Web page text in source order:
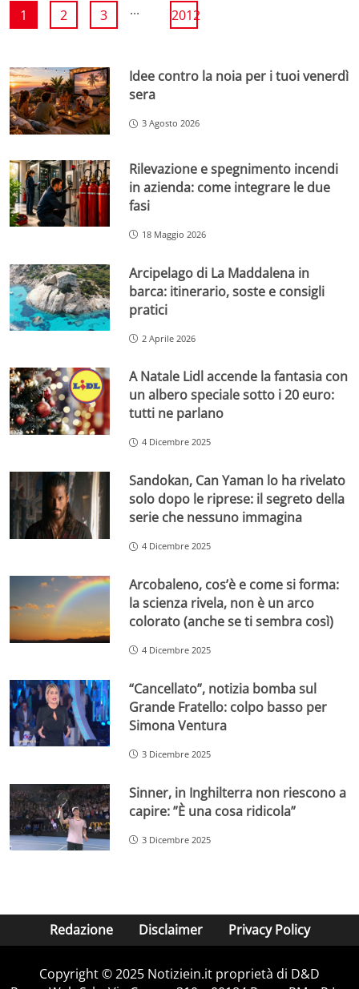
1 2 3 ... 2012
Idee contro la noia per i tuoi venerdì
sera
3 Agosto 2026
Rilevazione e spegnimento incendi
in azienda: come integrare le due
fasi
18 Maggio 2026
Arcipelago di La Maddalena in
barca: itinerario, soste e consigli
pratici
2 Aprile 2026
A Natale Lidl accende la fantasia con
un albero speciale sotto i 20 euro:
tutti ne parlano
4 Dicembre 2025
Sandokan, Can Yaman lo ha rivelato
solo dopo le riprese: il segreto della
serie che nessuno immagina
4 Dicembre 2025
Arcobaleno, cos’è e come si forma:
la scienza rivela, non è un arco
colorato (anche se ti sembra così)
4 Dicembre 2025
“Cancellato”, notizia bomba sul
Grande Fratello: colpo basso per
Simona Ventura
3 Dicembre 2025
Sinner, in Inghilterra non riescono a
capire: ”È una cosa ridicola”
3 Dicembre 2025
Redazione Disclaimer Privacy Policy
Copyright © 2025 Notiziein.it proprietà di D&D